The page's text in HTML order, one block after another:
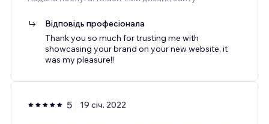
Відповідь професіонала
Thank you so much for trusting me with
showcasing your brand on your new website, it
was my pleasure!!
5 19 січ. 2022